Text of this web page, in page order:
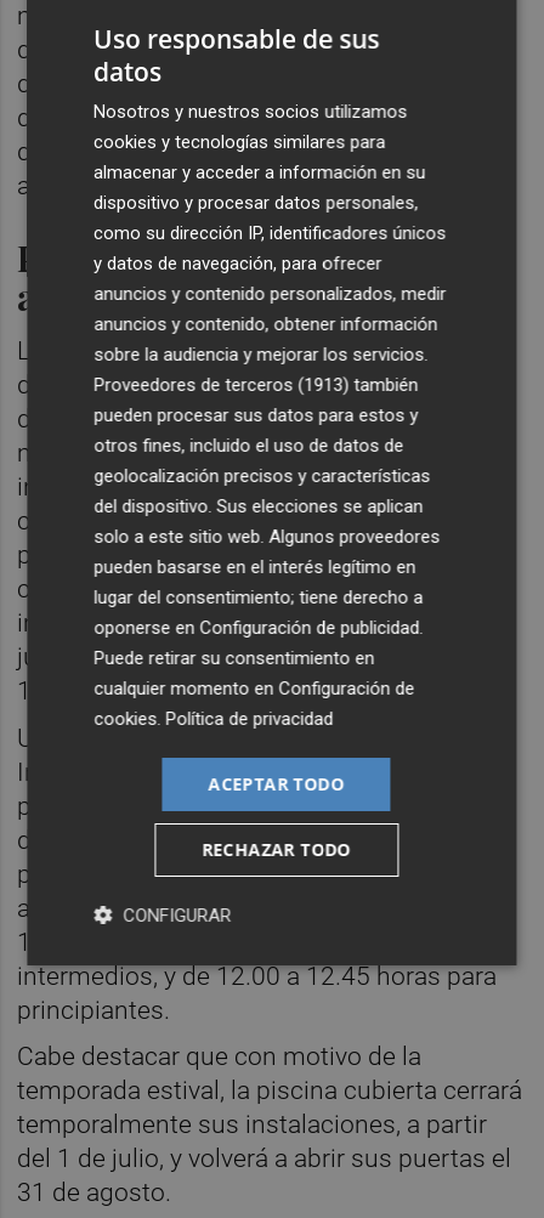
mayores disfruten de un verano lleno de
deporte y diversión en el agua”. “Los meses
de verano son la oportunidad perfecta para
disfrutar de nuestras instalaciones y
divertirse en familia a través del deporte”, ha
añadido.
Programación de actividades
acuáticas
La nueva temporada de la piscina municipal
de verano contará con una completa oferta
de actividades. Para aquellos que buscan
moverse en el agua, la piscina ha
incorporado clases de Aquagym, ideadas
como una alternativa divertida y perfecta
para mejorar la forma física mientras se
combate el calor. Estas sesiones se
impartirán los lunes y miércoles del 1 de
julio al 26 de agosto, en horario de 10.15 a
11.00 horas.
Una edición más, vuelven los Cursos
Intensivos de Natación, para que los más
pequeños, de 3 a 15 años, aprendan y
disfruten en el agua. Las clases han sido
programadas, del 22 de junio al 14 de
agosto, de lunes a viernes, en horario de
11.15 a 12.00 horas para niveles
intermedios, y de 12.00 a 12.45 horas para
principiantes.
Cabe destacar que con motivo de la
temporada estival, la piscina cubierta cerrará
temporalmente sus instalaciones, a partir
del 1 de julio, y volverá a abrir sus puertas el
31 de agosto.
Uso responsable de sus
datos
Nosotros y nuestros socios utilizamos
cookies y tecnologías similares para
almacenar y acceder a información en su
dispositivo y procesar datos personales,
como su dirección IP, identificadores únicos
y datos de navegación, para ofrecer
anuncios y contenido personalizados, medir
anuncios y contenido, obtener información
sobre la audiencia y mejorar los servicios.
Proveedores de terceros (1913) también
pueden procesar sus datos para estos y
otros fines, incluido el uso de datos de
geolocalización precisos y características
del dispositivo. Sus elecciones se aplican
solo a este sitio web. Algunos proveedores
pueden basarse en el interés legítimo en
lugar del consentimiento; tiene derecho a
oponerse enConfiguración de publicidad
Puede retirar su consentimiento en
cualquier momento enConfiguración de
cookies .Política de privacidad
ACEPTAR TODO
RECHAZAR TODO
CONFIGURAR